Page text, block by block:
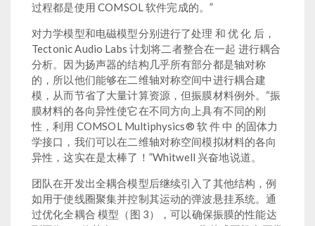
过程都是使用 COMSOL 软件完成的。”
对力学模型和电磁模型分别进行了处理 和 优 化 后，
Tectonic Audio Labs 计划将二者整合在一起 进行耦合
分析。因为扬声器的结构几乎所有部分都是轴对称
的，所以他们能够在二维轴对称空间中进行耦合建
模，从而节省了大量计算资源，但振膜材料例外。“振
膜材料的各向异性使它在不同方向上具有不同的刚
性，利用 COMSOL Multiphysics® 软 件 中 的固体力
学接口，我们可以在二维轴对称空间模拟材料的各向
异性，这实在是太棒了！”Whitwell 兴奋地说道。
团队在开发出全耦合模型后继续引入了其他结构，例
如用于使线圈聚集并控制其运动的弹波悬挂系统。通
过优化全耦合 模型（图 3），可以确保振膜的性能达